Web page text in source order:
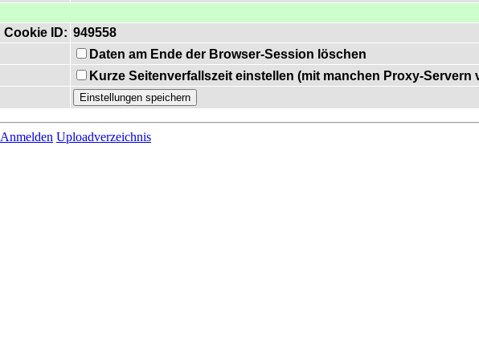
Cookie ID: 949558
Daten am Ende der Browser-Session löschen
Kurze Seitenverfallszeit einstellen (mit manchen Proxy-Servern
Anmelden Uploadverzeichnis